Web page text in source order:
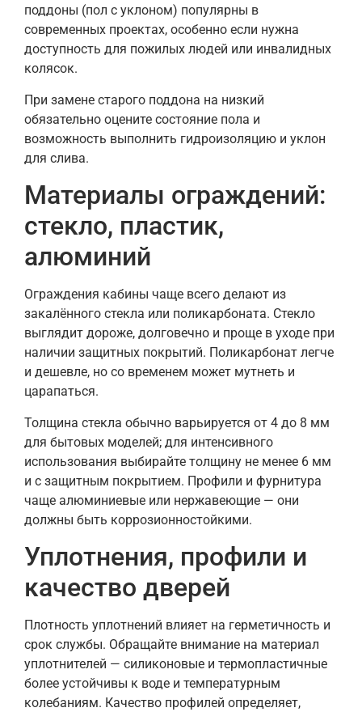
поддоны (пол с уклоном) популярны в
современных проектах, особенно если нужна
доступность для пожилых людей или инвалидных
колясок.
При замене старого поддона на низкий
обязательно оцените состояние пола и
возможность выполнить гидроизоляцию и уклон
для слива.
Материалы ограждений:
стекло, пластик,
алюминий
Ограждения кабины чаще всего делают из
закалённого стекла или поликарбоната. Стекло
выглядит дороже, долговечно и проще в уходе при
наличии защитных покрытий. Поликарбонат легче
и дешевле, но со временем может мутнеть и
царапаться.
Толщина стекла обычно варьируется от 4 до 8 мм
для бытовых моделей; для интенсивного
использования выбирайте толщину не менее 6 мм
и с защитным покрытием. Профили и фурнитура
чаще алюминиевые или нержавеющие — они
должны быть коррозионностойкими.
Уплотнения, профили и
качество дверей
Плотность уплотнений влияет на герметичность и
срок службы. Обращайте внимание на материал
уплотнителей — силиконовые и термопластичные
более устойчивы к воде и температурным
колебаниям. Качество профилей определяет,